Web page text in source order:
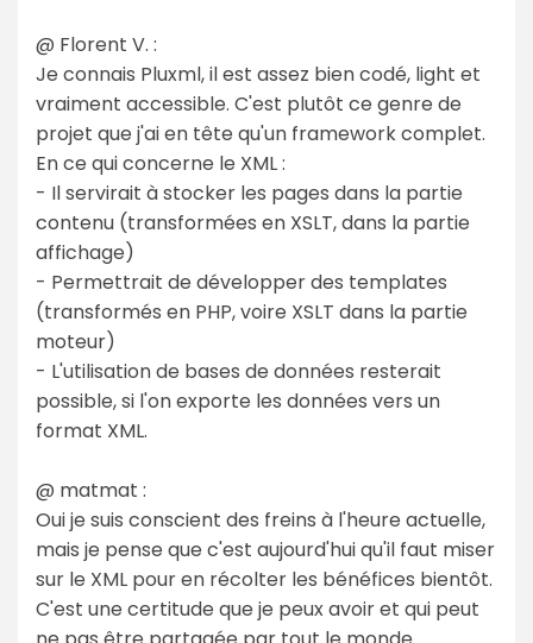
@ Florent V. :
Je connais Pluxml, il est assez bien codé, light et
vraiment accessible. C'est plutôt ce genre de
projet que j'ai en tête qu'un framework complet.
En ce qui concerne le XML :
- Il servirait à stocker les pages dans la partie
contenu (transformées en XSLT, dans la partie
affichage)
- Permettrait de développer des templates
(transformés en PHP, voire XSLT dans la partie
moteur)
- L'utilisation de bases de données resterait
possible, si l'on exporte les données vers un
format XML.
@ matmat :
Oui je suis conscient des freins à l'heure actuelle,
mais je pense que c'est aujourd'hui qu'il faut miser
sur le XML pour en récolter les bénéfices bientôt.
C'est une certitude que je peux avoir et qui peut